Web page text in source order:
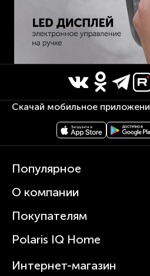
Скачай мобильное
Популярное
Кофемашины
Вертикальные пылесосы
Зубные щетки и ирригаторы
Увлажнители
О компании
О Polaris
Статьи
Покупателям
Сервисные центры
Где купить
Polaris IQ Home
Интернет-магазин